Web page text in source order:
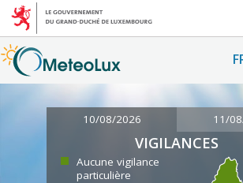
10/08/2026 11/
VIGILANCES
Aucune vigilance
particulière